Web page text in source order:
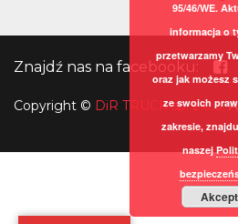
Znajdź nas na facebooku:
Copyright © DiR TRUCK sp. z o.o.
95/46/WE.
informacja o
przetwarzamy
oraz jak możesz
ze swoich
zakresie,
naszej